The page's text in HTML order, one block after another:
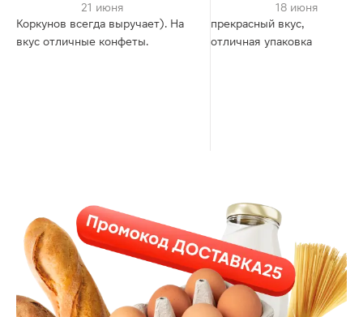
21 июня
Коркунов всегда выручает). На
вкус отличные конфеты.
18 июня
прекрасный вкус,
отличная упаковка